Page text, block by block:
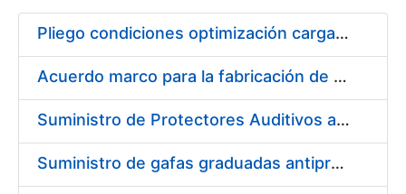
Show/Hide
Pliego condiciones optimización cargas compras firmado
Acuerdo marco para la fabricación de piezas
Suministro de Protectores Auditivos a medida para las personas trabajadoras de los Centros de Trabajo de Madrid y Burgos
Suministro de gafas graduadas antiproyecciones para los trabajadores de la FNMT-RCM en los centros de trabajo de Madrid y Burgos